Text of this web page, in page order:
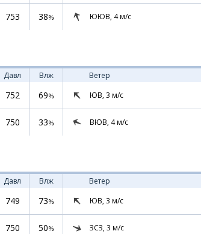
753 38% ЮЮВ, 4м/с
Давл Влж
Ветер
752 69% ЮВ, 3 м/с
750 33% ВЮВ, 4м/с
Давл Влж
Ветер
749 73% ЮВ, 3 м/с
750 50% ЗСЗ, 3 м/с